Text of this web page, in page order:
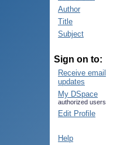
Author
Title
Subject
Sign on to:
Receive email
updates
My DSpace
authorized users
Edit Profile
Help